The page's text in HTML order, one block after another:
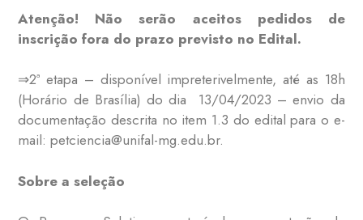
Atenção! Não serão aceitos pedidos de
inscrição fora do prazo previsto no Edital.
⇒2ª etapa – disponível impreterivelmente, até as 18h
(Horário de Brasília) do dia 13/04/2023 – envio da
documentação descrita no item 1.3 do edital para o e-
mail: petciencia@unifal-mg.edu.br.
Sobre a seleção